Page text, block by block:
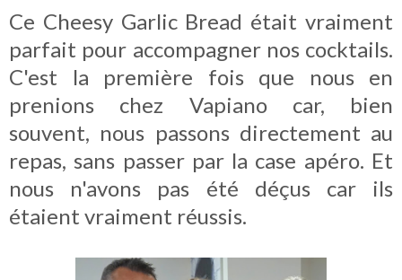
Ce Cheesy Garlic Bread était vraiment
parfait pour accompagner nos cocktails.
C'est la première fois que nous en
prenions chez Vapiano car, bien
souvent, nous passons directement au
repas, sans passer par la case apéro. Et
nous n'avons pas été déçus car ils
étaient vraiment réussis.